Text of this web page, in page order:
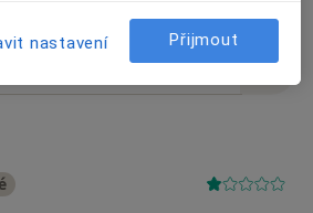
nastavení Přijmout